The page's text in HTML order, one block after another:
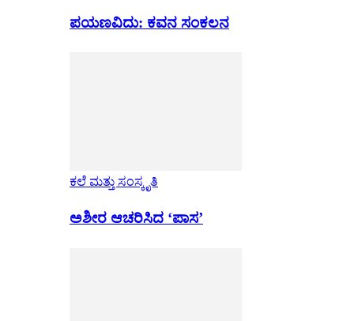
ಪಯಣವಿದು: ಕವನ ಸಂಕಲನ
ಕಲೆ ಮತ್ತು ಸಂಸ್ಕೃತಿ
ಅಶೀರ ಆಚರಿಸಿದ ‘ಪಾಸ’